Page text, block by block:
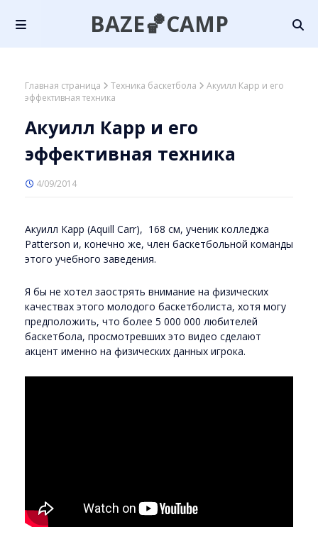
BAZE🏀CAMP
Главная страница Техника баскетбола
Акуилл Карр и его
эффективная техника
Акуилл Карр и его
эффективная техника
4/09/2014
Акуилл Карр (Aquill Carr), 168 см, ученик колледжа
Patterson и, конечно же, член баскетбольной команды
этого учебного заведения.
Я бы не хотел заострять внимание на физических
качествах этого молодого баскетболиста, хотя могу
предположить, что более 5 000 000 любителей
баскетбола, просмотревших это видео сделают
акцент именно на физических данных игрока.